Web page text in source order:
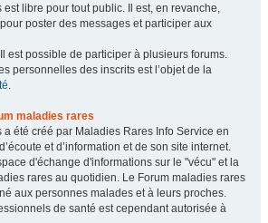
est libre pour tout public. Il est, en revanche,
poster des messages et participer aux
est possible de participer à plusieurs forums.
personnelles des inscrits est l’objet de la
.
maladies rares
a été créé par Maladies Rares Info Service en
et d’information et de son site internet.
d'échange d'informations sur le "vécu" et la
rares au quotidien. Le Forum maladies rares
aux personnes malades et à leurs proches.
de santé est cependant autorisée à